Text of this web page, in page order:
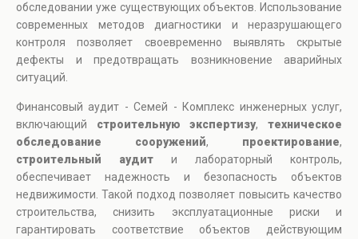
обследовании уже существующих объектов. Использование
современных методов диагностики и неразрушающего
контроля позволяет своевременно выявлять скрытые
дефекты и предотвращать возникновение аварийных
ситуаций.
Финансовый аудит - Семей - Комплекс инженерных услуг,
включающий строительную экспертизу,техническое
обследование сооружений, проектирование,
строительный аудит и лабораторный контроль,
обеспечивает надежность и безопасность объектов
недвижимости. Такой подход позволяет повысить качество
строительства, снизить эксплуатационные риски и
гарантировать соответствие объектов действующим